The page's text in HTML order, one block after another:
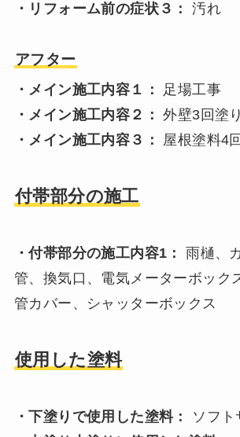
・リフォーム前の症状３：
汚れ
アフター
・メイン施工内容１：
足場工事
・メイン施工内容２： 外壁3回塗
・メイン施工内容３：
屋根塗料4
付帯部分の施工
・付帯部分の施工内容1：
雨樋、
管、換気口、電気メーターボック
管カバー、シャッターボックス
使用した塗料
・下塗りで使用した塗料：
ソフト